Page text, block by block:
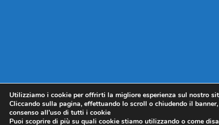
Utilizziamo i cookie per offrirti la migliore esperienza sul nostro
Cliccando sulla pagina, effettuando lo scroll o chiudendo il
consenso all’uso di tutti i cookie
Puoi scoprire di più su quali cookie stiamo utilizzando o come